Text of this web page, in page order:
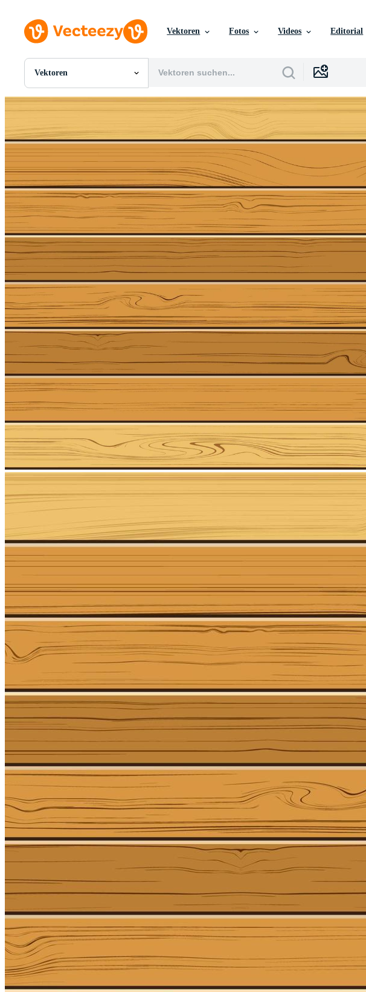
Vektoren Fotos Videos Editorial
Vektoren
Alle Bilder
Fotos
PSDs
SVGs
Videos
Motion Graphics
Redaktionelle Bilder
Redaktionelle Ereignisse